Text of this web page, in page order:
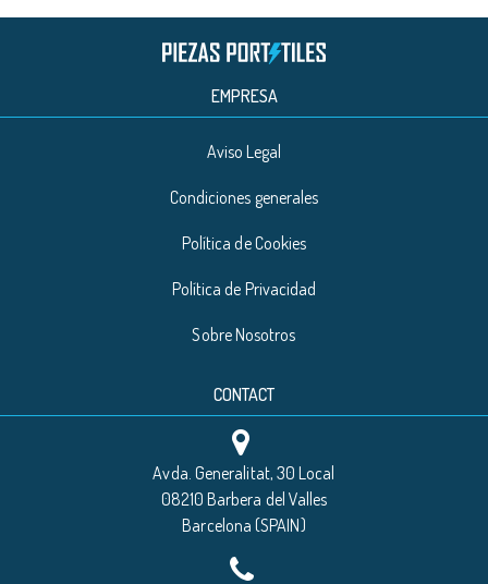
EMPRESA
Aviso Legal
Condiciones generales
Política de Cookies
Política de Privacidad
Sobre Nosotros
CONTACT
Avda. Generalitat, 30 Local
08210 Barbera del Valles
Barcelona (SPAIN)